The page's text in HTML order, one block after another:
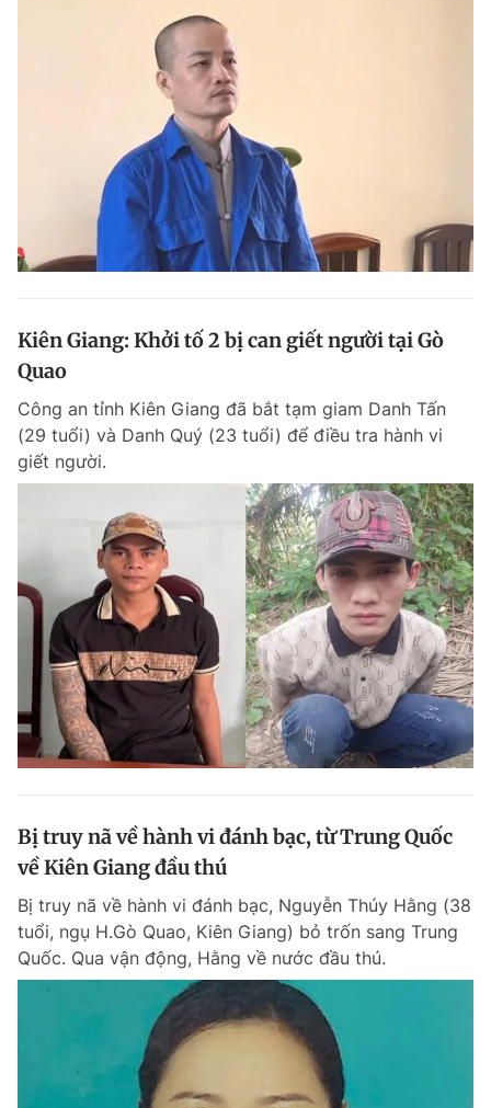
Kiên Giang: Khởi tố 2 bị can giết người tại Gò
Quao
Công an tỉnh Kiên Giang đã bắt tạm giam Danh Tấn
(29 tuổi) và Danh Quý (23 tuổi) để điều tra hành vi
giết người.
Bị truy nã về hành vi đánh bạc, từ Trung Quốc
về Kiên Giang đầu thú
Bị truy nã về hành vi đánh bạc, Nguyễn Thúy Hằng (38
tuổi, ngụ H.Gò Quao, Kiên Giang) bỏ trốn sang Trung
Quốc. Qua vận động, Hằng về nước đầu thú.